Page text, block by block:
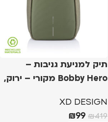
תיק למניעת גניבות –
Bobby Hero מקורי – ירוק,
XD DESIGN
₪419
₪99